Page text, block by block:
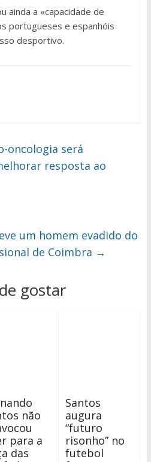
ainda a «capacidade de
portugueses e espanhóis
desportivo.
oncologia será
resposta ao
um homem evadido do
de Coimbra →
gostar
não
para a
das
Santos
augura
“futuro
risonho” no
futebol